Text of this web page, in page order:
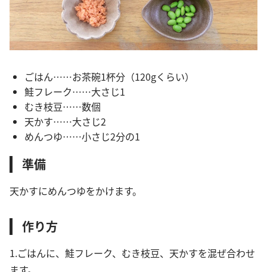
ごはん……お茶碗1杯分（120gくらい）
鮭フレーク……大さじ1
むき枝豆……数個
天かす……大さじ2
めんつゆ……小さじ2分の1
準備
天かすにめんつゆをかけます。
作り方
1.ごはんに、鮭フレーク、むき枝豆、天かすを混ぜ合わせ